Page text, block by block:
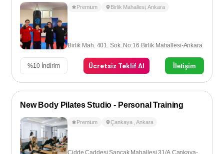
Premium Birlik Mahallesi,Ankara
Birlik Mah. 401. Sok. No:16 Birlik Mahallesi-Ankara
%10 İndirim Ücretsiz Teklif Al İletişim
New Body Pilates Studio - Personal Training
Premium Çankaya ,Ankara
Cidde Caddesi Sancak Mahallesi 31/A Çankaya-